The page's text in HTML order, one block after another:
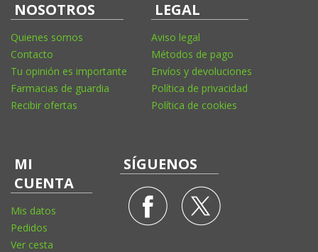
NOSOTROS
Quienes somos
Contacto
Tu opinión es importante
Farmacias de guardia
Recibir ofertas
LEGAL
Aviso legal
Métodos de pago
Envíos y devoluciones
Política de privacidad
Política de cookies
MI
CUENTA
Mis datos
Pedidos
Ver cesta
SÍGUENOS